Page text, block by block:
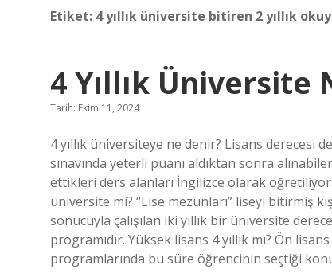
Etiket: 4 yıllık üniversite bitiren 2 yıllık
4 Yıllık Üniversite
Tarih: Ekim 11, 2024
4 yıllık üniversiteye ne denir? Lisans
sınavında yeterli puanı aldıktan sonra
ettikleri ders alanları İngilizce olarak
üniversite mi? “Lise mezunları” liseyi bitirmiş
sonucuyla çalışılan iki yıllık bir üniversite
programıdır. Yüksek lisans 4 yıllık mı? Ön
programlarında bu süre öğrencinin seçtiği